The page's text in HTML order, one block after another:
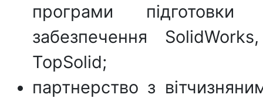
програми підготовки
забезпечення
TopSolid;
партнерство з